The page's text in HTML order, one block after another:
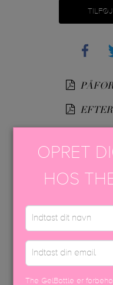
USP
OPRET
HOS
The GelBottle er